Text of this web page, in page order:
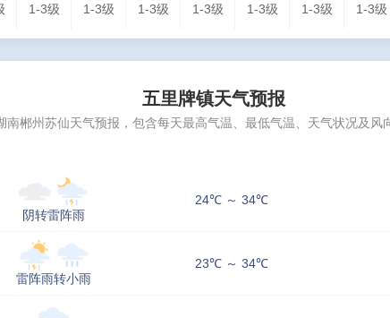
1-3级
1-3级
1-3级
1-3级
1-3级
1-3级
1-3级
五里牌镇天气预报
南郴州苏仙天气预报，包含每天最高气温、最低气温、天气状况及风
阴转雷阵雨
24℃ ～ 34℃
雷阵雨转小雨
23℃ ～ 34℃